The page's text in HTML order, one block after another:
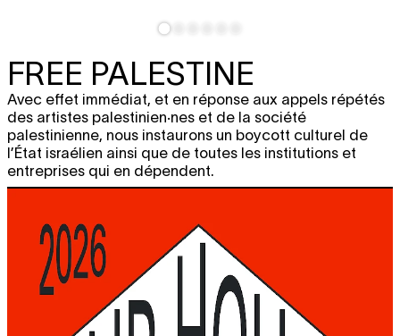
FREE PALESTINE
Avec effet immédiat, et en réponse aux appels répétés
des artistes palestinien·nes et de la société
palestinienne, nous instaurons un boycott culturel de
l’État israélien ainsi que de toutes les institutions et
entreprises qui en dépendent.